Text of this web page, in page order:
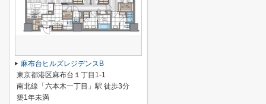
麻布台ヒルズレジデンスB
東京都港区麻布台１丁目1-1
南北線「六本木一丁目」駅 徒歩3分
築1年未満